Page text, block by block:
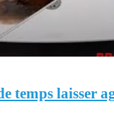
temps laisser